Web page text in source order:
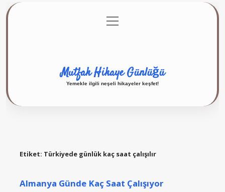
Gizlilik Politikası
menüyü
aç
Mutfak Hikaye Günlüğü
Yemekle ilgili neşeli hikayeler keşfet!
Etiket: Türkiyede günlük kaç saat çalışılır
Almanya Günde Kaç Saat Çalışıyor